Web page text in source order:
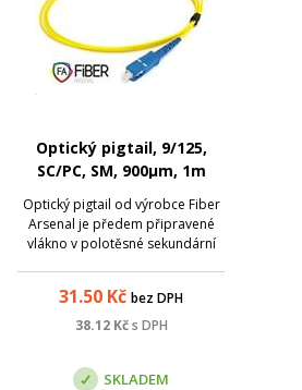
Optický pigtail, 9/125,
SC/PC, SM, 900µm, 1m
Optický pigtail od výrobce Fiber
Arsenal je předem připravené
vlákno v polotěsné sekundární
konektorem. Slouží k ukončení
optického kabelu v optickém
31.50 Kč bez DPH
38.12Kčs DPH
SKLADEM